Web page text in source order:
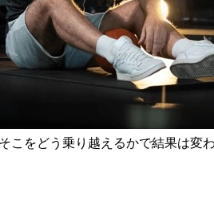
こをどう乗り越えるかで結果は変わ